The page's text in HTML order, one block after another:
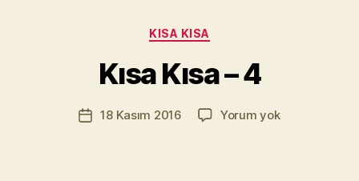
Kategoriler
KISA KISA
Kısa Kısa – 4
Yazının
yazarı
u
a
Yazı18 Kasım 2016 Yorum yokKısa